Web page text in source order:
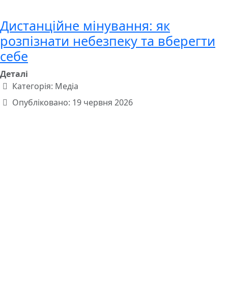
Дистанційне мінування: як
розпізнати небезпеку та вберегти
себе
Деталі
Категорія: Медіа
Опубліковано: 19 червня 2026